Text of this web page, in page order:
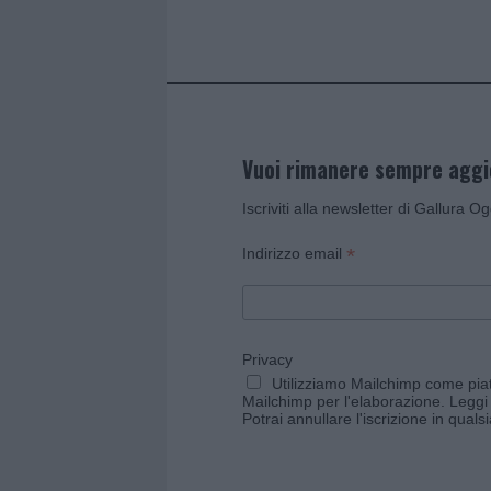
Vuoi rimanere sempre
Iscriviti alla newsletter di Gallura
Indirizzo email *
Privacy
Utilizziamo Mailchimp come
Mailchimp per l'elaborazione.
Potrai annullare l'iscrizione in